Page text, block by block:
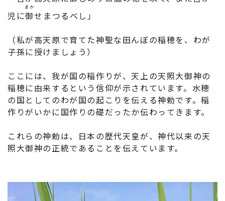
児に御
まか
せまつるべし」
（私が高天原で育てた神聖な田んぼの稲穂を、わが
子孫に授けましょう）
ここには、我が国の稲作りが、天上の天照大御神の
稲穂に由来するという信仰が示されています。水穂
の国としてのわが国の起こりを伝える神勅です。稲
作りがいかに国作りの礎だったか伝わってきます。
これらの神勅は、日本の歴代天皇が、神代以来の天
照大御神の正統であることを伝えています。